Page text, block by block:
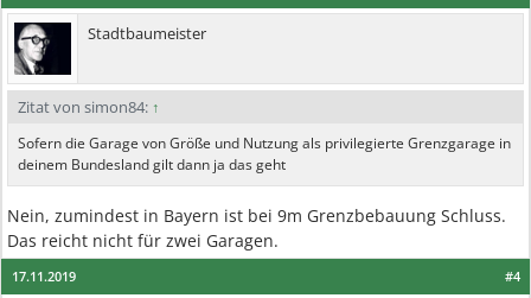
Stadtbaumeister
Zitat von simon84: ↑
Sofern die Garage von Größe und Nutzung als privilegierte Grenzgarage in
deinem Bundesland gilt dann ja das geht
Nein, zumindest in Bayern ist bei 9m Grenzbebauung Schluss.
Das reicht nicht für zwei Garagen.
#4
17.11.2019